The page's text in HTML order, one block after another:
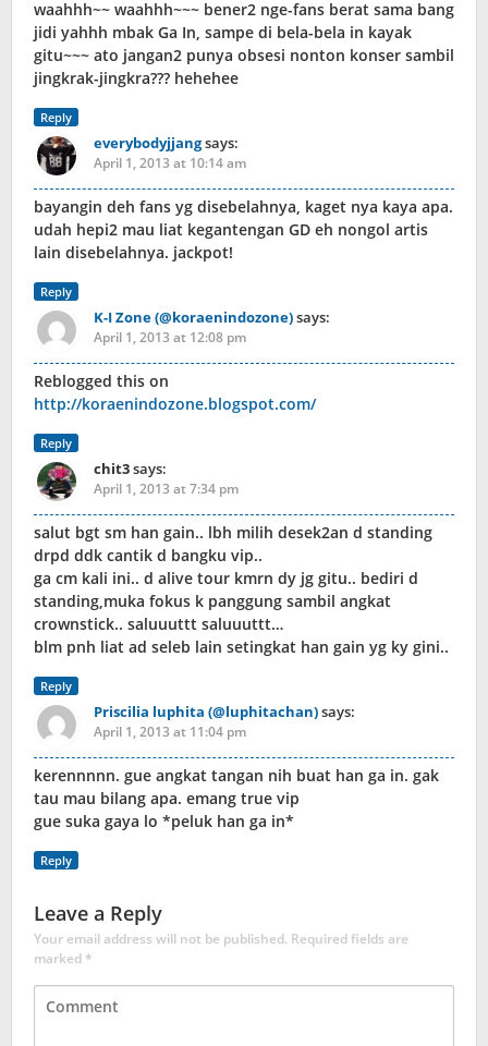
waahhh~~ waahhh~~~ bener2 nge-fans berat sama bang
jidi yahhh mbak Ga In, sampe di bela-bela in kayak
gitu~~~ ato jangan2 punya obsesi nonton konser sambil
jingkrak-jingkra??? hehehee
Reply
everybodyjjangsays:
April 1, 2013 at 10:14 am
bayangin deh fans yg disebelahnya, kaget nya kaya apa.
udah hepi2 mau liat kegantengan GD eh nongol artis
lain disebelahnya. jackpot!
Reply
K-I Zone (@koraenindozone)says:
April 1, 2013 at 12:08 pm
Reblogged this on
http://koraenindozone.blogspot.com/
Reply
chit3says:
April 1, 2013 at 7:34 pm
salut bgt sm han gain.. lbh milih desek2an d standing
drpd ddk cantik d bangku vip..
ga cm kali ini.. d alive tour kmrn dy jg gitu.. bediri d
standing,muka fokus k panggung sambil angkat
crownstick.. saluuuttt saluuuttt…
blm pnh liat ad seleb lain setingkat han gain yg ky gini..
Reply
Priscilia luphita (@luphitachan)says:
April 1, 2013 at 11:04 pm
kerennnnn. gue angkat tangan nih buat han ga in. gak
tau mau bilang apa. emang true vip
gue suka gaya lo *peluk han ga in*
Reply
Leave a Reply
Your email address will not be published. Required fields are
marked*